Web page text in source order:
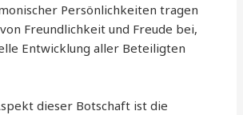
Persönlichkeiten tragen
Freundlichkeit und Freude bei,
Entwicklung aller Beteiligten
dieser Botschaft ist die